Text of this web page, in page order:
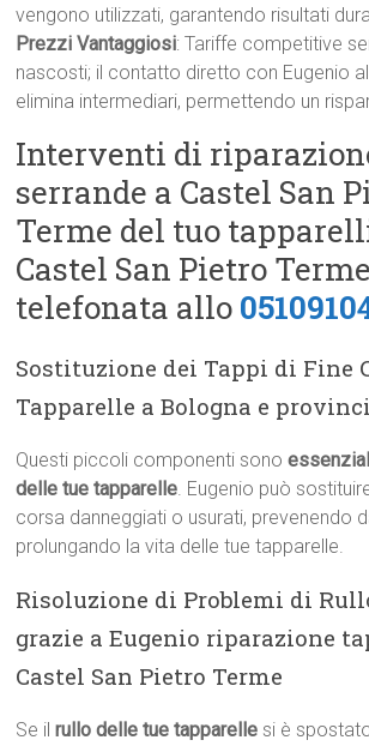
vengono utilizzati, garantendo risultati
Prezzi Vantaggiosi: Tariffe competitive
nascosti; il contatto diretto con Eugenio
elimina intermediari, permettendo un
Interventi di
serrande a Castel San
Terme del tuo
Castel San Pietro
telefonata allo
Sostituzione dei Tappi di Fine
Tapparelle a Bologna e
Questi piccoli componenti sono
delle tue tapparelle. Eugenio può
corsa danneggiati o usurati, prevenendo
prolungando la vita delle tue tapparelle.
Risoluzione di Problemi di
grazie a Eugenio riparazione
Castel San Pietro Terme
Se ilrullo delle tue tapparelle si è